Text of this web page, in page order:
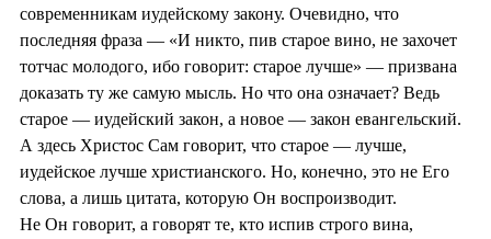
современникам иудейскому закону. Очевидно, что
последняя фраза — «И никто, пив старое вино, не захочет
тотчас молодого, ибо говорит: старое лучше» — призвана
доказать ту же самую мысль. Но что она означает? Ведь
старое — иудейский закон, а новое — закон евангельский.
А здесь Христос Сам говорит, что старое — лучше,
иудейское лучше христианского. Но, конечно, это не Его
слова, а лишь цитата, которую Он воспроизводит.
Не Он говорит, а говорят те, кто испив строго вина,